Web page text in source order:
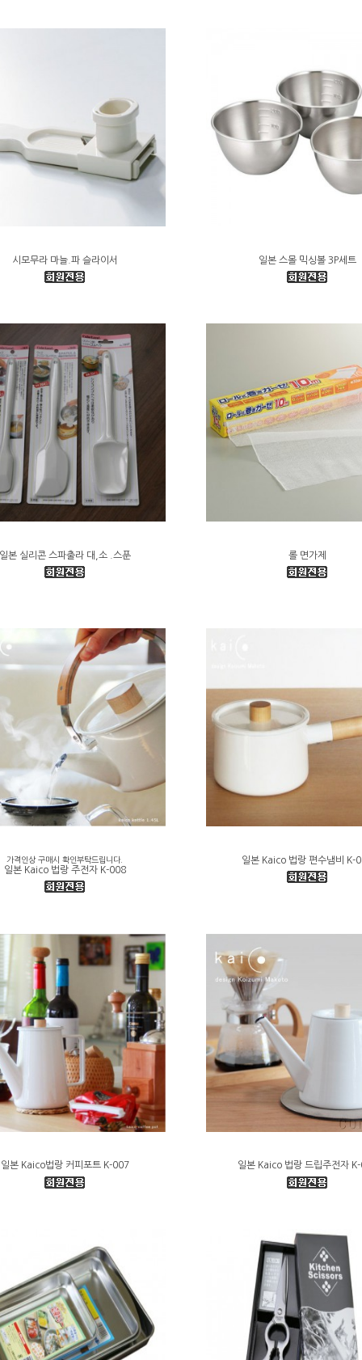
시모무라 마늘.파 슬라이서 일본 스몰 믹싱볼 3P세트
본 실리콘 스파출라 대,소 .스푼 롤 면가제
가격인상 구매시 확인부탁드립니다.
일본 Kaico 법랑 주전자 K-008
일본 Kaico 법랑 편수냄비 K-
일본 Kaico법랑 커피포트 K-007 일본 Kaico 법랑 드립주전자